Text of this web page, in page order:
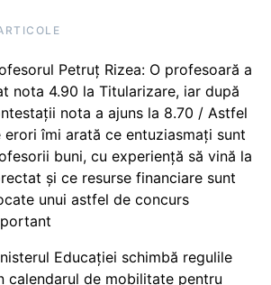
Petruț Rizea: O profesoară a
nota 4.90 la Titularizare, iar după
nota a ajuns la 8.70 / Astfel
erori îmi arată ce entuziasmați sunt
buni, cu experiență să vină la
și ce resurse financiare sunt
unui astfel de concurs
Educației schimbă regulile
calendarul de mobilitate pentru